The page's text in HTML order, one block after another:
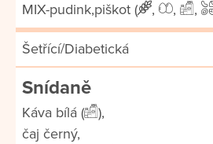
MIX-pudink,piškot (
, , ,
Šetřící/Diabetická
Snídaně
Káva bílá (
),
čaj černý,